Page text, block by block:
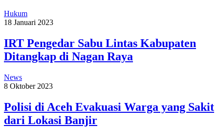
Hukum
18 Januari 2023
IRT Pengedar Sabu Lintas Kabupaten
Ditangkap di Nagan Raya
News
8 Oktober 2023
Polisi di Aceh Evakuasi Warga yang Sakit
dari Lokasi Banjir